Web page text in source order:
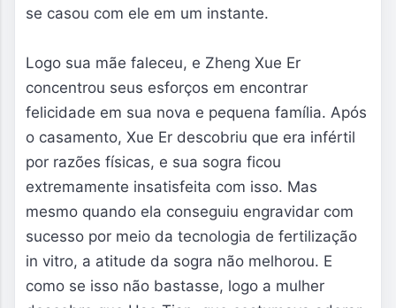
se casou com ele em um instante.
Logo sua mãe faleceu, e Zheng Xue Er
concentrou seus esforços em encontrar
felicidade em sua nova e pequena família. Após
o casamento, Xue Er descobriu que era infértil
por razões físicas, e sua sogra ficou
extremamente insatisfeita com isso. Mas
mesmo quando ela conseguiu engravidar com
sucesso por meio da tecnologia de fertilização
in vitro, a atitude da sogra não melhorou. E
como se isso não bastasse, logo a mulher